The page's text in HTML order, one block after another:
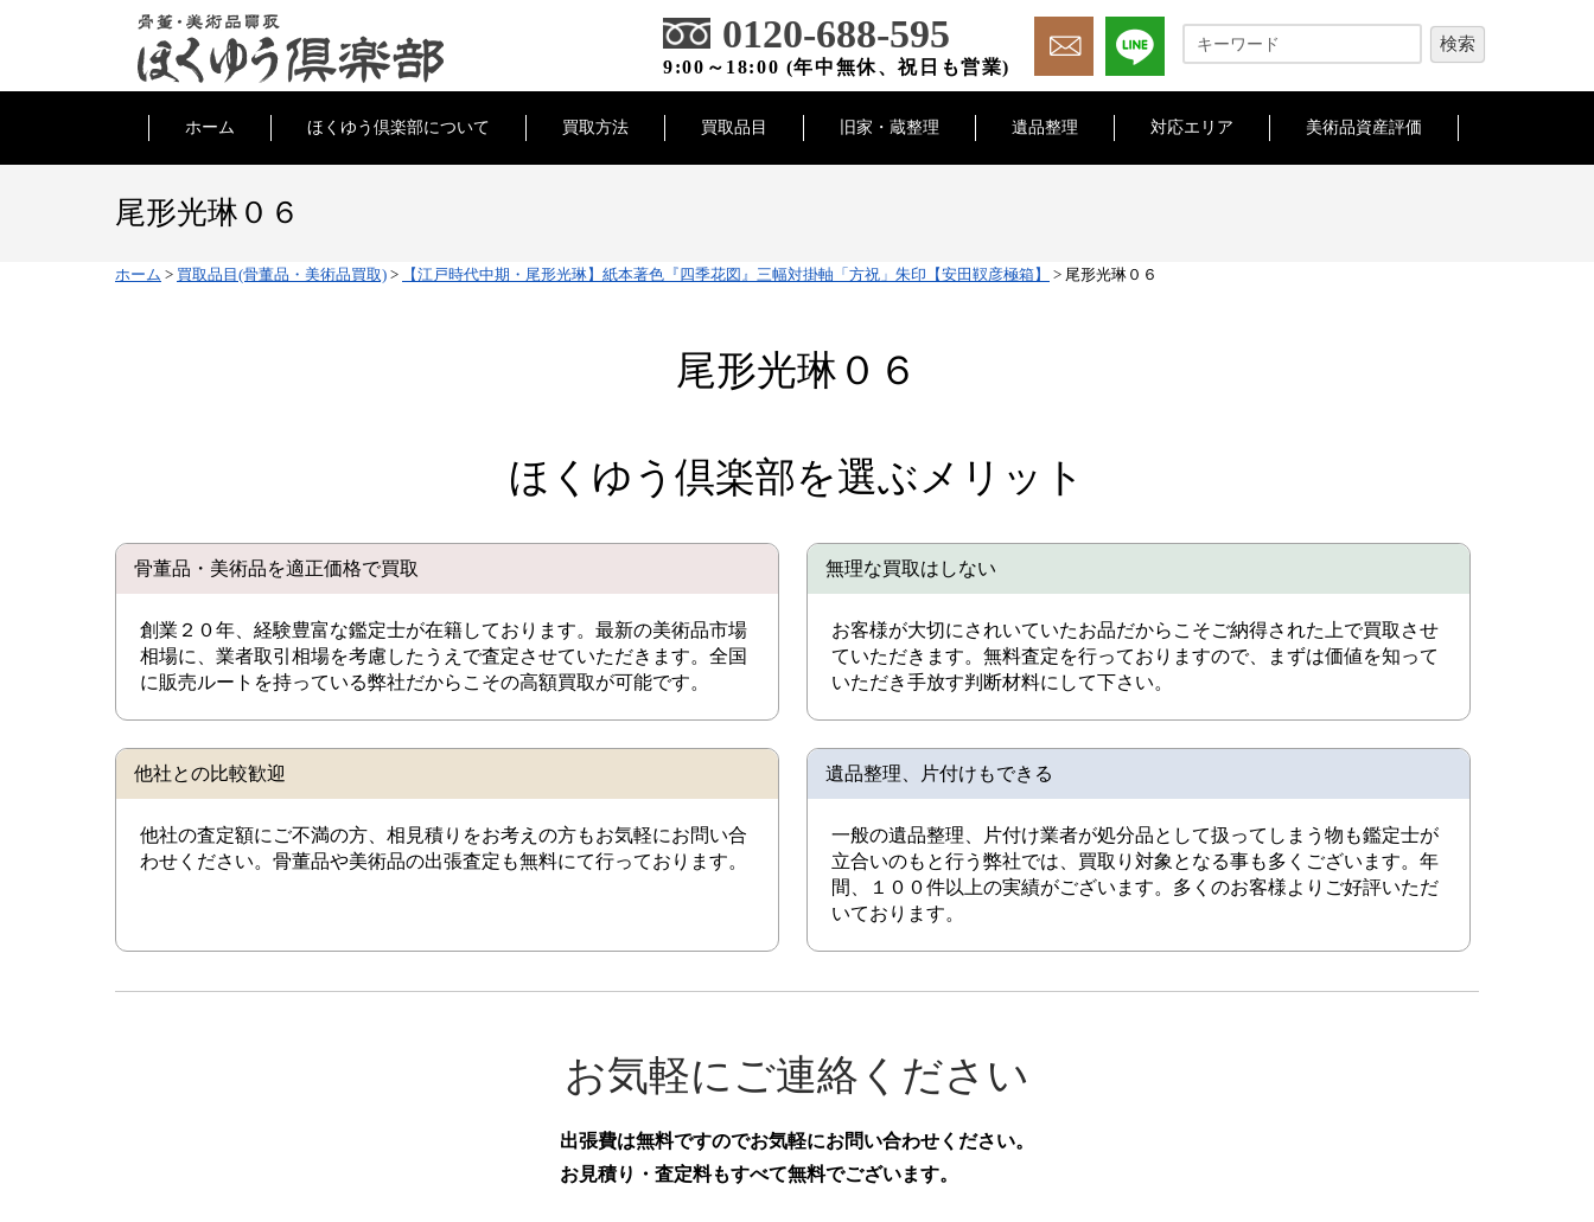
0120-688-595
9:00～18:00 (年中無休、祝日も営業)
ホーム ほくゆう倶楽部について 買取方法 買取品目 旧家・蔵整理 遺品整理 対応エリア 美術品資産評価
尾形光琳０６
ホーム > 買取品目(骨董品・美術品買取) > 【江戸時代中期・尾形光琳】紙本著色『四季花図』三幅対掛軸「方祝」朱印【安田靫彦極箱】 > 尾形光琳０６
尾形光琳０６
ほくゆう倶楽部を選ぶメリット
骨董品・美術品を適正価格で買取
創業２０年、経験豊富な鑑定士が在籍しております。最新の美術品市場
相場に、業者取引相場を考慮したうえで査定させていただきます。全国
に販売ルートを持っている弊社だからこその高額買取が可能です。
無理な買取はしない
お客様が大切にされいていたお品だからこそご納得された上で買取させ
ていただきます。無料査定を行っておりますので、まずは価値を知って
いただき手放す判断材料にして下さい。
他社との比較歓迎
他社の査定額にご不満の方、相見積りをお考えの方もお気軽にお問い合
わせください。骨董品や美術品の出張査定も無料にて行っております。
遺品整理、片付けもできる
一般の遺品整理、片付け業者が処分品として扱ってしまう物も鑑定士が
立合いのもと行う弊社では、買取り対象となる事も多くございます。年
間、１００件以上の実績がございます。多くのお客様よりご好評いただ
いております。
お気軽にご連絡ください
出張費は無料ですのでお気軽にお問い合わせください。
お見積り・査定料もすべて無料でございます。